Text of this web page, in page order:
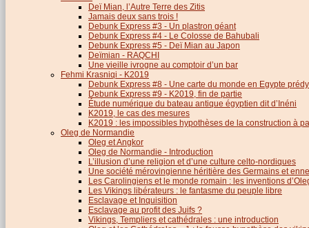
Deï Mian, l’Autre Terre des Zitis
Jamais deux sans trois !
Debunk Express #3 - Un plastron géant
Debunk Express #4 - Le Colosse de Bahubali
Debunk Express #5 - Deï Mian au Japon
Deïmian - RAQCHI
Une vieille ivrogne au comptoir d’un bar
Fehmi Krasniqi - K2019
Debunk Express #8 - Une carte du monde en Egypte
Debunk Express #9 - K2019, fin de partie
Étude numérique du bateau antique égyptien dit d’Inéni
K2019, le cas des mesures
K2019 : les impossibles hypothèses de la construction à
Oleg de Normandie
Oleg et Angkor
Oleg de Normandie - Introduction
L’illusion d’une religion et d’une culture celto-nordiques
Une société mérovingienne héritière des Germains et
Les Carolingiens et le monde romain : les inventions
Les Vikings libérateurs : le fantasme du peuple libre
Esclavage et Inquisition
Esclavage au profit des Juifs ?
Vikings, Templiers et cathédrales : une introduction